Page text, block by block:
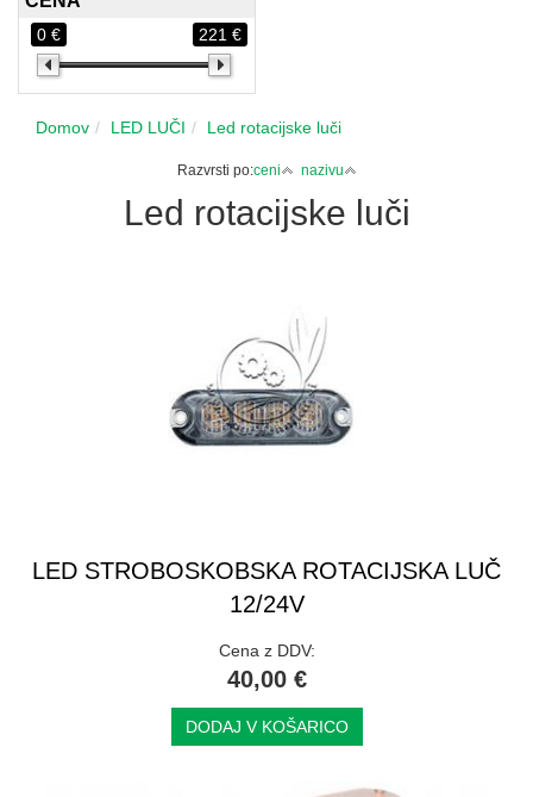
0 € 221 €
Domov LED LUČI Led rotacijske luči
Razvrsti po:ceni nazivu
Led rotacijske luči
LED STROBOSKOBSKA ROTACIJSKA LUČ
12/24V
Cena z DDV:
40,00 €
DODAJ V KOŠARICO